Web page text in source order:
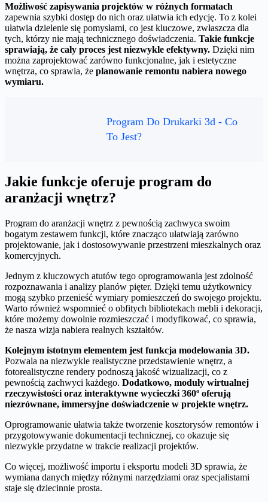
Możliwość zapisywania projektów w różnych formatach
zapewnia szybki dostęp do nich oraz ułatwia ich edycję. To z kolei
ułatwia dzielenie się pomysłami, co jest kluczowe, zwłaszcza dla
tych, którzy nie mają technicznego doświadczenia. Takie funkcje
sprawiają, że cały proces jest niezwykle efektywny. Dzięki nim
można zaprojektować zarówno funkcjonalne, jak i estetyczne
wnętrza, co sprawia, że planowanie remontu nabiera nowego
wymiaru.
Program Do Drukarki 3d - Co
To Jest?
Jakie funkcje oferuje program do
aranżacji wnętrz?
Program do aranżacji wnętrz z pewnością zachwyca swoim
bogatym zestawem funkcji, które znacząco ułatwiają zarówno
projektowanie, jak i dostosowywanie przestrzeni mieszkalnych oraz
komercyjnych.
Jednym z kluczowych atutów tego oprogramowania jest zdolność
rozpoznawania i analizy planów pięter. Dzięki temu użytkownicy
mogą szybko przenieść wymiary pomieszczeń do swojego projektu.
Warto również wspomnieć o obfitych bibliotekach mebli i dekoracji,
które możemy dowolnie rozmieszczać i modyfikować, co sprawia,
że nasza wizja nabiera realnych kształtów.
Kolejnym istotnym elementem jest funkcja modelowania 3D.
Pozwala na niezwykle realistyczne przedstawienie wnętrz, a
fotorealistyczne rendery podnoszą jakość wizualizacji, co z
pewnością zachwyci każdego. Dodatkowo, moduły wirtualnej
rzeczywistości oraz interaktywne wycieczki 360º oferują
niezrównane, immersyjne doświadczenie w projekte wnętrz.
Oprogramowanie ułatwia także tworzenie kosztorysów remontów i
przygotowywanie dokumentacji technicznej, co okazuje się
niezwykle przydatne w trakcie realizacji projektów.
Co więcej, możliwość importu i eksportu modeli 3D sprawia, że
wymiana danych między różnymi narzędziami oraz specjalistami
staje się dziecinnie prosta.